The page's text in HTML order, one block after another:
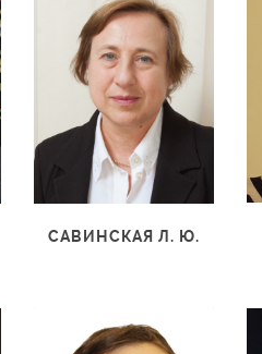
САВИНСКАЯ Л. Ю.